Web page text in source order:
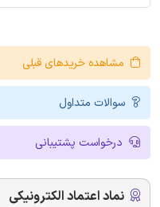
مشاهده خریدهای قبلی
سوالات متداول
درخواست پشتیبانی
نماد اعتماد الکترونیکی